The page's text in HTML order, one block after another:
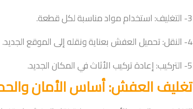
3- التغليف: استخدام مواد مناسبة لكل قطعة.
4- النقل: تحميل العفش بعناية ونقله إلى الموقع الجديد.
5- التركيب: إعادة تركيب الأثاث في المكان الجديد.
تغليف العفش: أساس الأمان